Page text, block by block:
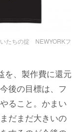
いたちの掟 NEWYORKフ
を、製作費に還元
後の目標は、フ
ること。かまい
だまだ大きいの